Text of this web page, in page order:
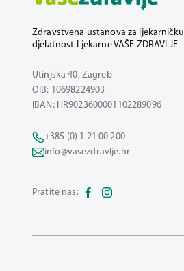
Zdravstvena ustanova za ljekarničku
djelatnost Ljekarne VAŠE ZDRAVLJE
Utinjska 40, Zagreb
OIB: 10698224903
IBAN: HR9023600001102289096
+385 (0) 1 21 00 200
info@vasezdravlje.hr
Pratite nas: